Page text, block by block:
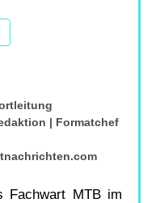
| Formatchef
Fachwart MTB im